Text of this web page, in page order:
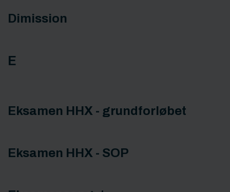
Dimission
E
Eksamen HHX - grundforløbet
Eksamen HHX - SOP